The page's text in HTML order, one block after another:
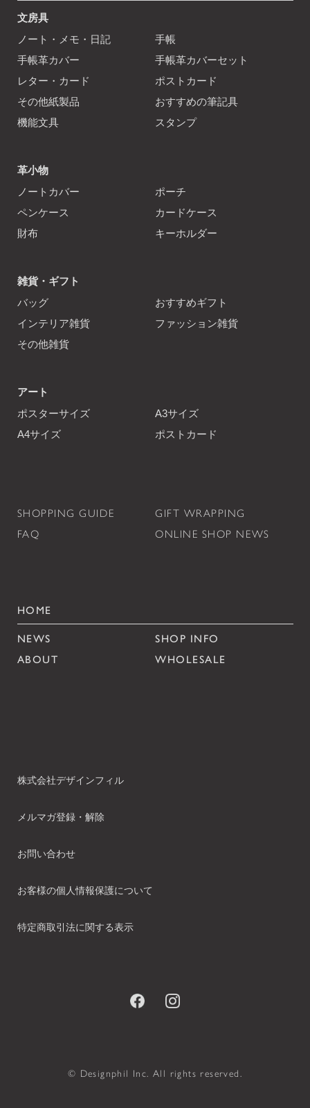
文房具
ノート・メモ・日記
手帳
手帳革カバー
手帳革カバーセット
レター・カード
ポストカード
その他紙製品
おすすめの筆記具
機能文具
スタンプ
革小物
ノートカバー
ポーチ
ペンケース
カードケース
財布
キーホルダー
雑貨・ギフト
バッグ
おすすめギフト
インテリア雑貨
ファッション雑貨
その他雑貨
アート
ポスターサイズ
A3サイズ
A4サイズ
ポストカード
SHOPPING GUIDE
GIFT WRAPPING
FAQ
ONLINE SHOP NEWS
HOME
NEWS
SHOP INFO
ABOUT
WHOLESALE
株式会社デザインフィル
メルマガ登録・解除
お問い合わせ
お客様の個人情報保護について
特定商取引法に関する表示
© Designphil Inc. All rights reserved.